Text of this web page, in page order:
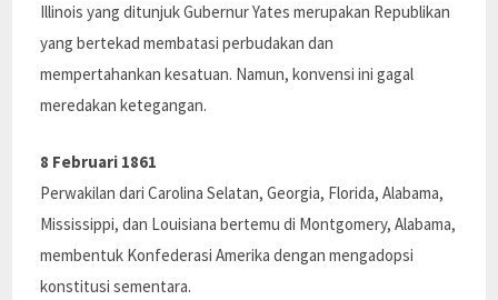
Illinois yang ditunjuk Gubernur Yates merupakan Republikan
yang bertekad membatasi perbudakan dan
mempertahankan kesatuan. Namun, konvensi ini gagal
meredakan ketegangan.
8 Februari 1861
Perwakilan dari Carolina Selatan, Georgia, Florida, Alabama,
Mississippi, dan Louisiana bertemu di Montgomery, Alabama,
membentuk Konfederasi Amerika dengan mengadopsi
konstitusi sementara.